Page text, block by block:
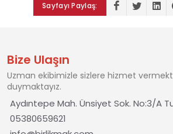
Sayfayı Paylaş:
Bize Ulaşın
Uzman ekibimizle sizlere hizmet
duymaktayız.
Aydıntepe Mah. Ünsiyet Sok. No:3/A
05380659621